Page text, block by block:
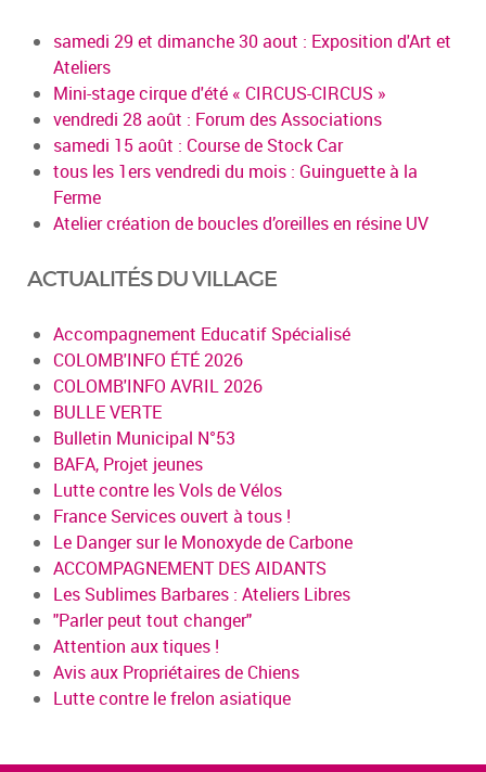
samedi 29 et dimanche 30 aout : Exposition d'Art et
Ateliers
Mini-stage cirque d'été « CIRCUS-CIRCUS »
vendredi 28 août : Forum des Associations
samedi 15 août : Course de Stock Car
tous les 1ers vendredi du mois : Guinguette à la
Ferme
Atelier création de boucles d’oreilles en résine UV
ACTUALITÉS DU VILLAGE
Accompagnement Educatif Spécialisé
COLOMB'INFO ÉTÉ 2026
COLOMB'INFO AVRIL 2026
BULLE VERTE
Bulletin Municipal N°53
BAFA, Projet jeunes
Lutte contre les Vols de Vélos
France Services ouvert à tous !
Le Danger sur le Monoxyde de Carbone
ACCOMPAGNEMENT DES AIDANTS
Les Sublimes Barbares : Ateliers Libres
"Parler peut tout changer"
Attention aux tiques !
Avis aux Propriétaires de Chiens
Lutte contre le frelon asiatique